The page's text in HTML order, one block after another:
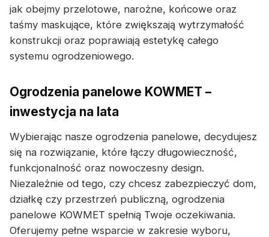
jak obejmy przelotowe, narożne, końcowe oraz
taśmy maskujące, które zwiększają wytrzymałość
konstrukcji oraz poprawiają estetykę całego
systemu ogrodzeniowego.
Ogrodzenia panelowe KOWMET –
inwestycja na lata
Wybierając nasze ogrodzenia panelowe, decydujesz
się na rozwiązanie, które łączy długowieczność,
funkcjonalność oraz nowoczesny design.
Niezależnie od tego, czy chcesz zabezpieczyć dom,
działkę czy przestrzeń publiczną, ogrodzenia
panelowe KOWMET spełnią Twoje oczekiwania.
Oferujemy pełne wsparcie w zakresie wyboru,